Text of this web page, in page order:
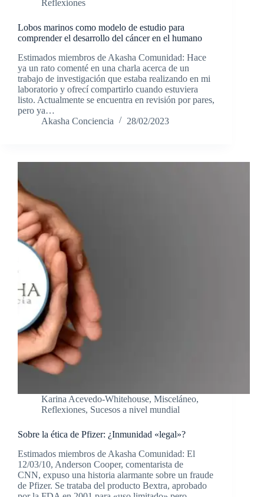
Reflexiones
Lobos marinos como modelo de estudio para
comprender el desarrollo del cáncer en el humano
Estimados miembros de Akasha Comunidad: Hace
ya un rato comenté en una charla acerca de un
trabajo de investigación que estaba realizando en mi
laboratorio y ofrecí compartirlo cuando estuviera
listo. Actualmente se encuentra en revisión por pares,
pero ya…
Akasha Conciencia
28/02/2023
Karina Acevedo-Whitehouse, Misceláneo,
Reflexiones, Sucesos a nivel mundial
Sobre la ética de Pfizer: ¿Inmunidad «legal»?
Estimados miembros de Akasha Comunidad: El
12/03/10, Anderson Cooper, comentarista de
CNN, expuso una historia alarmante sobre un fraude
de Pfizer. Se trataba del producto Bextra, aprobado